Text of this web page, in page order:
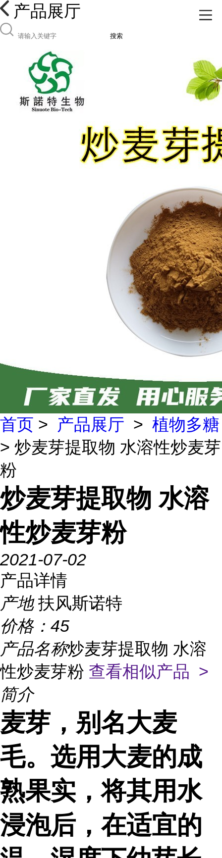
产品展厅
搜索
首页 > 产品展厅 > 植物多糖
> 炒麦芽提取物 水溶性炒麦芽
粉
炒麦芽提取物 水溶
性炒麦芽粉
2021-07-02
产品详情
产地 扶风斯诺特
价格： 45
产品名称炒麦芽提取物 水溶
性炒麦芽粉 查看相似产品 >
简介
麦芽，别名大麦
毛。选用大麦的成
熟果实，将其用水
浸泡后，在适宜的